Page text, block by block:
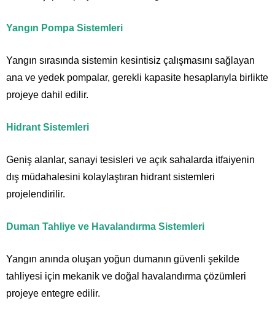
Yangın Pompa Sistemleri
Yangın sırasında sistemin kesintisiz çalışmasını sağlayan
ana ve yedek pompalar, gerekli kapasite hesaplarıyla birlikte
projeye dahil edilir.
Hidrant Sistemleri
Geniş alanlar, sanayi tesisleri ve açık sahalarda itfaiyenin
dış müdahalesini kolaylaştıran hidrant sistemleri
projelendirilir.
Duman Tahliye ve Havalandırma Sistemleri
Yangın anında oluşan yoğun dumanın güvenli şekilde
tahliyesi için mekanik ve doğal havalandırma çözümleri
projeye entegre edilir.